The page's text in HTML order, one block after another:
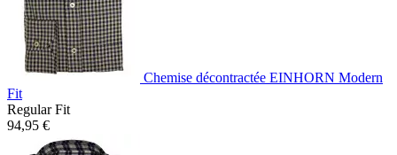
Chemise décontractée EINHORN Modern
Fit
Regular Fit
94,95 €